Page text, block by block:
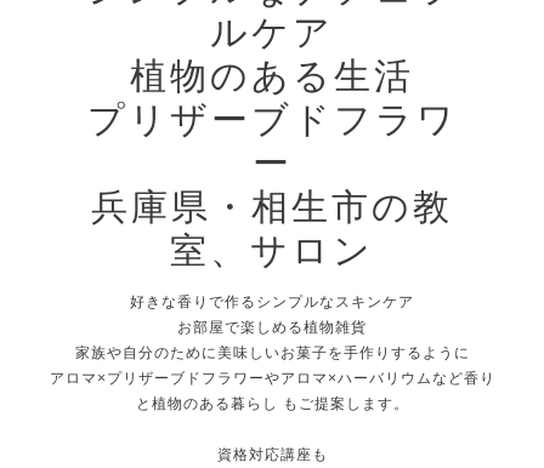
ルケア
植物のある生活
プリザーブドフラワ
ー
兵庫県・相生市の教
室、サロン
好きな香りで作るシンプルなスキンケア
お部屋で楽しめる植物雑貨
家族や自分のために美味しいお菓子を手作りするように
アロマ×プリザーブドフラワーやアロマ×ハーバリウムなど香り
と植物のある暮らし もご提案します。
資格対応講座も